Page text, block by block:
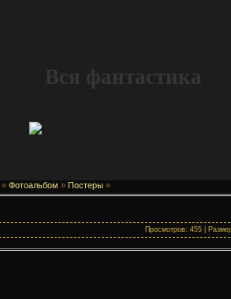
Вся фантастика
» Фотоальбом » Постеры »
Просмотров: 455 |